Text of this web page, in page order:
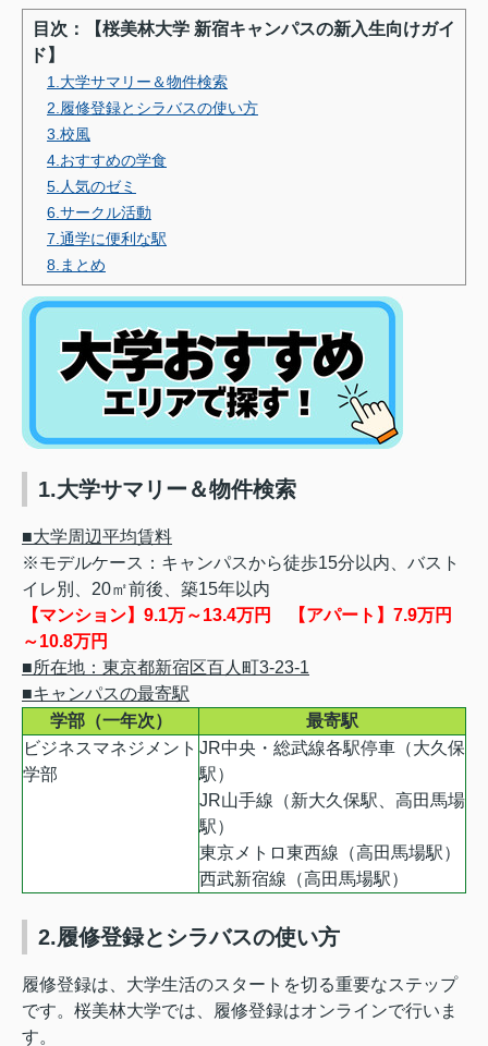
目次：【桜美林大学 新宿キャンパスの新入生向けガイ
ド】
1.大学サマリー＆物件検索
2.履修登録とシラバスの使い方
3.校風
4.おすすめの学食
5.人気のゼミ
6.サークル活動
7.通学に便利な駅
8.まとめ
1.大学サマリー＆物件検索
■大学周辺平均賃料
※モデルケース：キャンパスから徒歩15分以内、バスト
イレ別、20㎡前後、築15年以内
【マンション】9.1万～13.4万円 【アパート】7.9万円
～10.8万円
■所在地：東京都新宿区百人町3-23-1
■キャンパスの最寄駅
学部（一年次）
最寄駅
ビジネスマネジメント
学部
JR中央・総武線各駅停車（大久保
駅）
JR山手線（新大久保駅、高田馬場
駅）
東京メトロ東西線（高田馬場駅）
西武新宿線（高田馬場駅）
2.履修登録とシラバスの使い方
履修登録は、大学生活のスタートを切る重要なステップ
です。桜美林大学では、履修登録はオンラインで行いま
す。